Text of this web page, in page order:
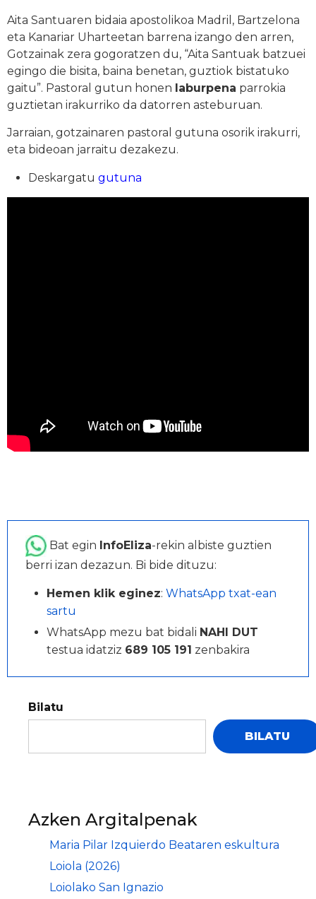
Aita Santuaren bidaia apostolikoa Madril, Bartzelona
eta Kanariar Uharteetan barrena izango den arren,
Gotzainak zera gogoratzen du, “Aita Santuak batzuei
egingo die bisita, baina benetan, guztiok bistatuko
gaitu”. Pastoral gutun honen laburpena parrokia
guztietan irakurriko da datorren asteburuan.
Jarraian, gotzainaren pastoral gutuna osorik irakurri,
eta bideoan jarraitu dezakezu.
Deskargatu gutuna
Bat egin InfoEliza-rekin albiste guztien
berri izan dezazun. Bi bide dituzu:
Hemen klik eginez: WhatsApp txat-ean
sartu
WhatsApp mezu bat bidali NAHI DUT
testua idatziz 689 105 191 zenbakira
Bilatu
BILATU
Azken Argitalpenak
Maria Pilar Izquierdo Beataren eskultura
Loiola (2026)
Loiolako San Ignazio